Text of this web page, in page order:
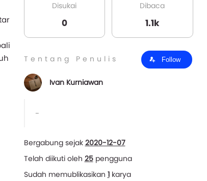
Disukai
0
Dibaca
1.1k
Tentang Penulis Follow
Ivan Kurniawan
-
Bergabung sejak 2020-12-07
Telah diikuti oleh 25pengguna
Sudah memublikasikan 1karya